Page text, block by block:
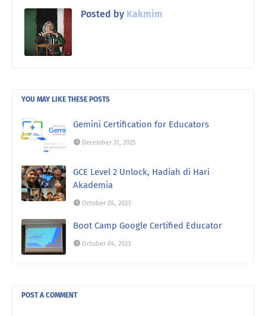
Posted by Kakmim
YOU MAY LIKE THESE POSTS
Gemini Certification for Educators
December 31, 2025
GCE Level 2 Unlock, Hadiah di Hari
Akademia
October 05, 2023
Boot Camp Google Certified Educator
October 04, 2023
POST A COMMENT